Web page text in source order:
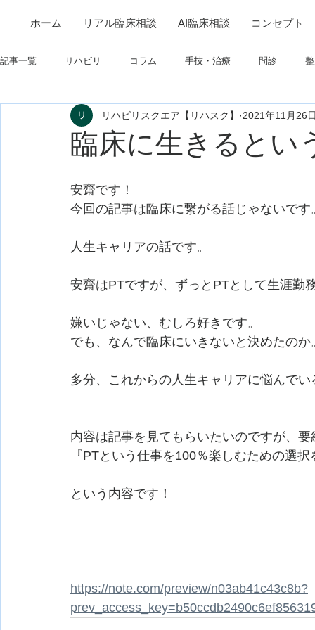
ホーム リアル臨床相談 AI臨床相談 コンセプト
記事一覧 リハビリ コラム 手技・治療 問診
制度関連 学会・研究関連 高次脳機能障害
臨床に生きるとい
リハビリスクエア【リハスク】 2021年11月26
安齋です！
今回の記事は臨床に繋がる話じゃないです
人生キャリアの話です。
安齋はPTですが、ずっとPTとして生涯勤
嫌いじゃない、むしろ好きです。
でも、なんで臨床にいきないと決めたのか
多分、これからの人生キャリアに悩んで
内容は記事を見てもらいたいのですが、要
『PTという仕事を100％楽しむための選
という内容です！
https://note.com/preview/n03ab41c43c8b?